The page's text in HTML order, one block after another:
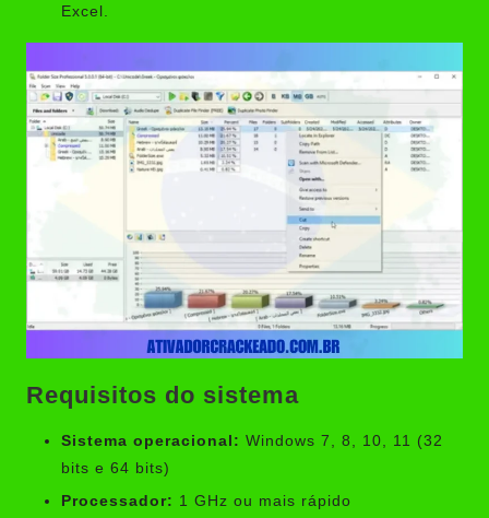
Excel.
Requisitos do sistema
Sistema operacional: Windows 7, 8, 10, 11 (32
bits e 64 bits)
Processador: 1 GHz ou mais rápido